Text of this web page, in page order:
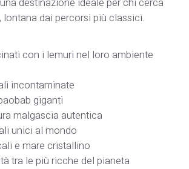
lontana dai percorsi più classici.
con i lemuri nel loro ambiente
incontaminate
giganti
malgascia autentica
unici al mondo
e mare cristallino
tra le più ricche del pianeta